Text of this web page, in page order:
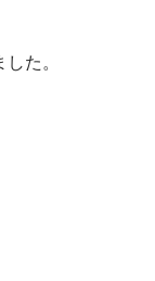
た。